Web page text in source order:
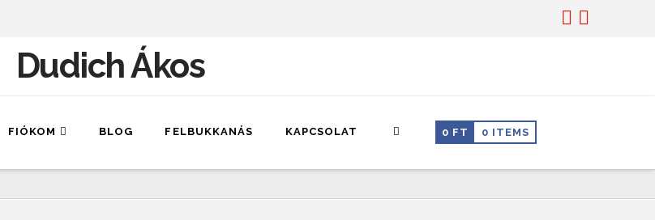
Dudich Ákos
FIÓKOM BLOG FELBUKKANÁS KAPCSOLAT 0 FT 0 ITEMS